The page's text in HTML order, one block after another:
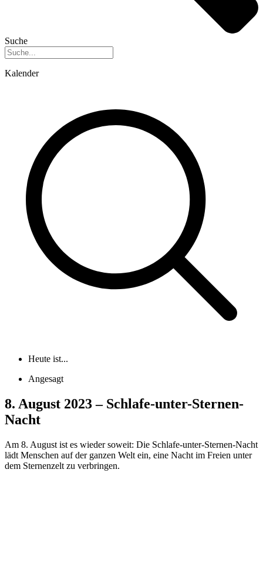
Suche
Kalender
Heute ist...
Angesagt
8. August 2023 – Schlafe-unter-Sternen-
Nacht
Am 8. August ist es wieder soweit: Die Schlafe-unter-Sternen-Nacht
lädt Menschen auf der ganzen Welt ein, eine Nacht im Freien unter
dem Sternenzelt zu verbringen.